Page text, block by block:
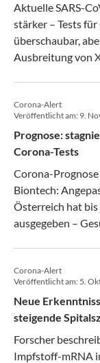
Aktuelle SARS-
stärker – Tests
überschaubar,
Ausbreitung von
rückläufig –
Österreich
Corona-Alert
Veröffentlicht am: 9.
Prognose:
Corona-Tests
Corona-
Biontech:
­Österreich hat
ausgegeben –
Corona-Alert
Veröffentlicht am: 5.
Neue
steigende
Forscher
Impfstoff-mRNA